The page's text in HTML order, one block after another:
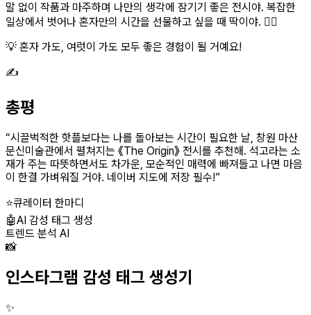
말 없이 작품과 마주하며 나만의 생각에 잠기기 좋은 전시야. 복잡한
일상에서 벗어나 혼자만의 시간을 선물하고 싶을 때 딱이야. 🧘‍♀️
💡 혼자 가도, 여럿이 가도 모두 좋은 경험이 될 거예요!
✍️
총평
“시끌벅적한 핫플보다는 나를 돌아보는 시간이 필요한 날, 창원 마산
문신미술관에서 펼쳐지는 《The Origin》 전시를 추천해. 석고라는 소
재가 주는 따뜻하면서도 차가운, 모순적인 매력에 빠져들고 나면 마음
이 한결 가벼워질 거야. 네이버 지도에 저장 필수!”
⭐큐레이터 한마디
🤖AI 감성 태그 생성
트렌드 분석 AI
📸
인스타그램 감성 태그 생성기
✨